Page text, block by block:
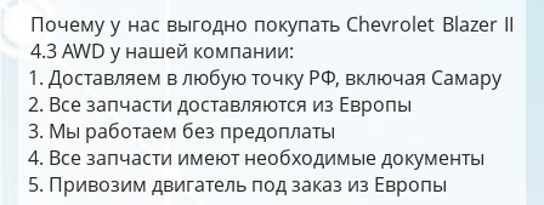
Почему у нас выгодно покупать Chevrolet Blazer II
4.3 AWD у нашей компании:
Доставляем в любую точку РФ, включая Самару
Все запчасти доставляются из Европы
Мы работаем без предоплаты
Все запчасти имеют необходимые документы
Привозим двигатель под заказ из Европы